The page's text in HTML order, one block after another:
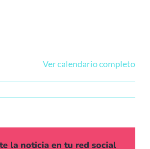
Ver calendario completo
la noticia en tu red social